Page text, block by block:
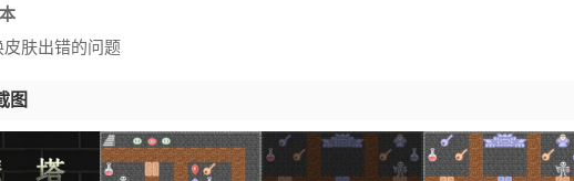
皮肤出错的问题
图